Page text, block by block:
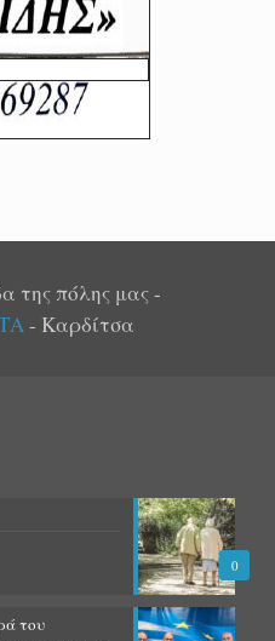
της πόλης μας -
- Καρδίτσα
0
του